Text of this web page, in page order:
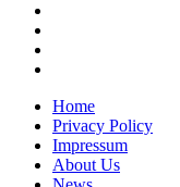
Home
Privacy Policy
Impressum
About Us